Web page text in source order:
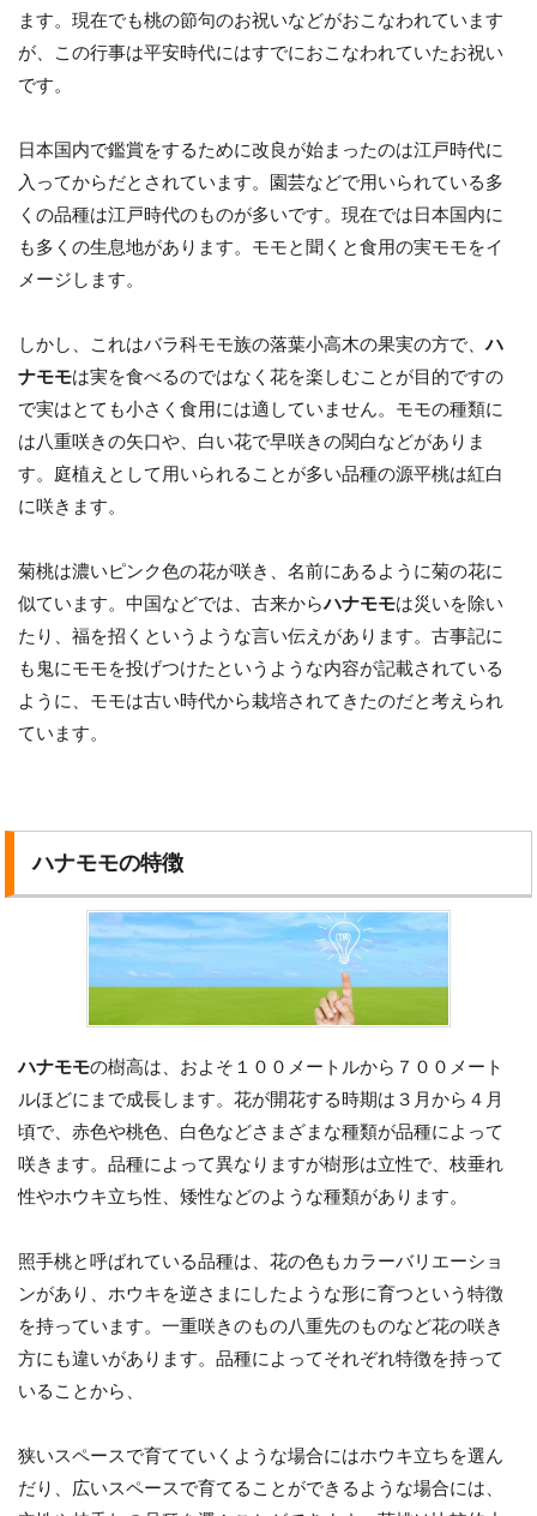
ます。現在でも桃の節句のお祝いなどがおこなわれています
が、この行事は平安時代にはすでにおこなわれていたお祝い
です。
日本国内で鑑賞をするために改良が始まったのは江戸時代に
入ってからだとされています。園芸などで用いられている多
くの品種は江戸時代のものが多いです。現在では日本国内に
も多くの生息地があります。モモと聞くと食用の実モモをイ
メージします。
しかし、これはバラ科モモ族の落葉小高木の果実の方で、ハ
ナモモは実を食べるのではなく花を楽しむことが目的ですの
で実はとても小さく食用には適していません。モモの種類に
は八重咲きの矢口や、白い花で早咲きの関白などがありま
す。庭植えとして用いられることが多い品種の源平桃は紅白
に咲きます。
菊桃は濃いピンク色の花が咲き、名前にあるように菊の花に
似ています。中国などでは、古来からハナモモは災いを除い
たり、福を招くというような言い伝えがあります。古事記に
も鬼にモモを投げつけたというような内容が記載されている
ように、モモは古い時代から栽培されてきたのだと考えられ
ています。
ハナモモの特徴
ハナモモの樹高は、およそ１００メートルから７００メート
ルほどにまで成長します。花が開花する時期は３月から４月
頃で、赤色や桃色、白色などさまざまな種類が品種によって
咲きます。品種によって異なりますが樹形は立性で、枝垂れ
性やホウキ立ち性、矮性などのような種類があります。
照手桃と呼ばれている品種は、花の色もカラーバリエーショ
ンがあり、ホウキを逆さまにしたような形に育つという特徴
を持っています。一重咲きのもの八重先のものなど花の咲き
方にも違いがあります。品種によってそれぞれ特徴を持って
いることから、
狭いスペースで育てていくような場合にはホウキ立ちを選ん
だり、広いスペースで育てることができるような場合には、